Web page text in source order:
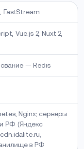
FastStream
Vue.js 2, Nuxt 2,
— Redis
Nginx; серверы
РФ (Яндекс
в РФ